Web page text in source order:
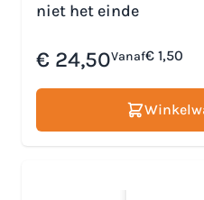
niet het einde
€ 24,50Vanaf€ 1,50